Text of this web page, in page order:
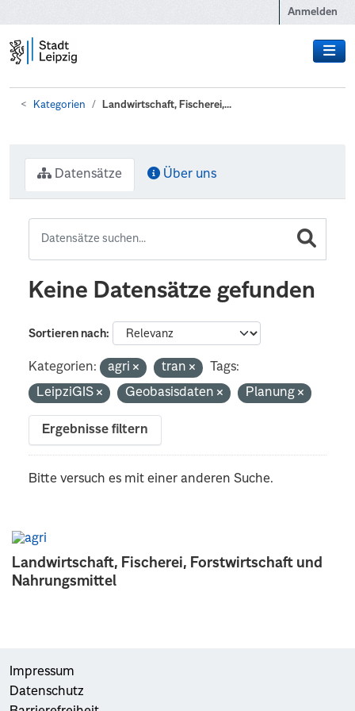
Anmelden
Kategorien Landwirtschaft, Fischerei,...
Landwirtschaft, Fischerei, Forstwirtschaft und
Nahrungsmittel
Datensätze Über uns
Keine Datensätze gefunden
Sortieren nach
Kategorien: agri tran
Tags:
LeipziGIS
Geobasisdaten Planung
Ergebnisse filtern
Bitte versuch es mit einer anderen Suche.
Impressum
Datenschutz